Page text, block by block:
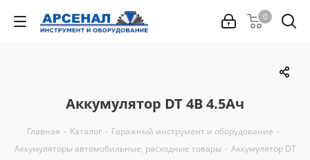
0
Аккумулятор DT 4В 4.5Ач
Главная - Каталог - Гаражный инструмент и оборудование -
Аккумуляторы автомобильные, расходные товары - Аккумулятор DT